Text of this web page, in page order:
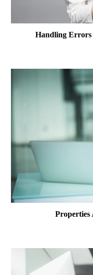
Handling
Properties